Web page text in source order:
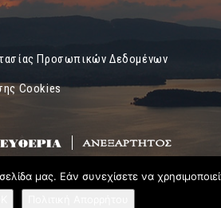
Προσωπικών Δεδομένων
Cookies
μας. Εάν συνεχίσετε να